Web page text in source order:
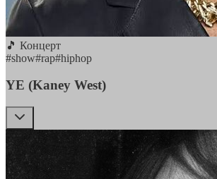
🎵 Концерт
#show#rap#hiphop
YE (Kaney West)